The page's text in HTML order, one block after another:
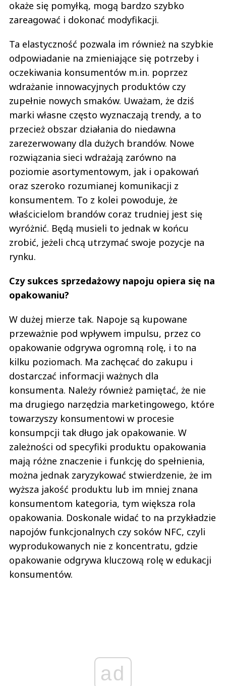
okaże się pomyłką, mogą bardzo szybko
zareagować i dokonać modyfikacji.
Ta elastyczność pozwala im również na szybkie
odpowiadanie na zmieniające się potrzeby i
oczekiwania konsumentów m.in. poprzez
wdrażanie innowacyjnych produktów czy
zupełnie nowych smaków. Uważam, że dziś
marki własne często wyznaczają trendy, a to
przecież obszar działania do niedawna
zarezerwowany dla dużych brandów. Nowe
rozwiązania sieci wdrażają zarówno na
poziomie asortymentowym, jak i opakowań
oraz szeroko rozumianej komunikacji z
konsumentem. To z kolei powoduje, że
właścicielom brandów coraz trudniej jest się
wyróżnić. Będą musieli to jednak w końcu
zrobić, jeżeli chcą utrzymać swoje pozycje na
rynku.
Czy sukces sprzedażowy napoju opiera się na
opakowaniu?
W dużej mierze tak. Napoje są kupowane
przeważnie pod wpływem impulsu, przez co
opakowanie odgrywa ogromną rolę, i to na
kilku poziomach. Ma zachęcać do zakupu i
dostarczać informacji ważnych dla
konsumenta. Należy również pamiętać, że nie
ma drugiego narzędzia marketingowego, które
towarzyszy konsumentowi w procesie
konsumpcji tak długo jak opakowanie. W
zależności od specyfiki produktu opakowania
mają różne znaczenie i funkcję do spełnienia,
można jednak zaryzykować stwierdzenie, że im
wyższa jakość produktu lub im mniej znana
konsumentom kategoria, tym większa rola
opakowania. Doskonale widać to na przykładzie
napojów funkcjonalnych czy soków NFC, czyli
wyprodukowanych nie z koncentratu, gdzie
opakowanie odgrywa kluczową rolę w edukacji
konsumentów.
ad